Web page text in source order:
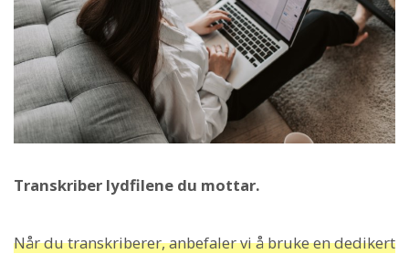
Transkriber lydfilene du mottar.
Når du transkriberer, anbefaler vi å bruke en dedikert